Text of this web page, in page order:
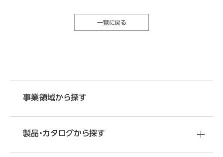
一覧に戻る
事業領域から探す
製品・カタログから探す